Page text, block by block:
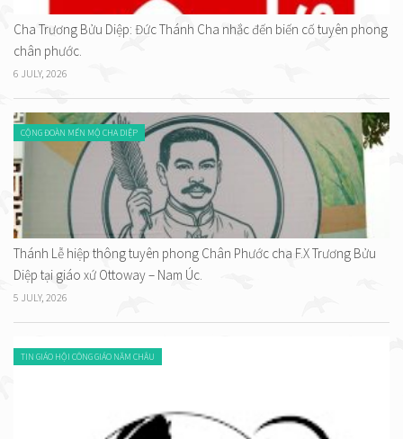
Cha Trương Bửu Diệp: Đức Thánh Cha nhắc đến biến cố tuyên phong
chân phước.
6 JULY, 2026
CỘNG ĐOÀN MẾN MỘ CHA DIỆP
Thánh Lễ hiệp thông tuyên phong Chân Phước cha F.X Trương Bửu
Diệp tại giáo xứ Ottoway – Nam Úc.
5 JULY, 2026
TIN GIÁO HỘI CÔNG GIÁO NĂM CHÂU